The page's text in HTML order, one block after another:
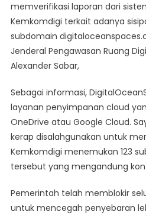
memverifikasi laporan dari
Kemkomdigi terkait adanya
subdomain
Jenderal Pengawasan Ruang
Alexander Sabar,
Sebagai informasi,
layanan penyimpanan cloud
OneDrive atau Google Cloud.
kerap disalahgunakan untuk
Kemkomdigi menemukan 123
tersebut yang mengandung
Pemerintah telah memblokir
untuk mencegah penyebaran